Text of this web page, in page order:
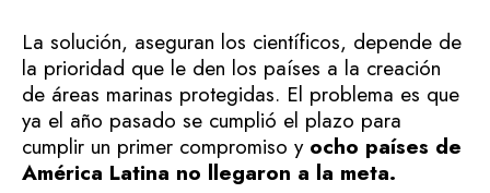
La solución, aseguran los científicos, depende de
la prioridad que le den los países a la creación
de áreas marinas protegidas. El problema es que
ya el año pasado se cumplió el plazo para
cumplir un primer compromiso y ocho países de
América Latina no llegaron a la meta.